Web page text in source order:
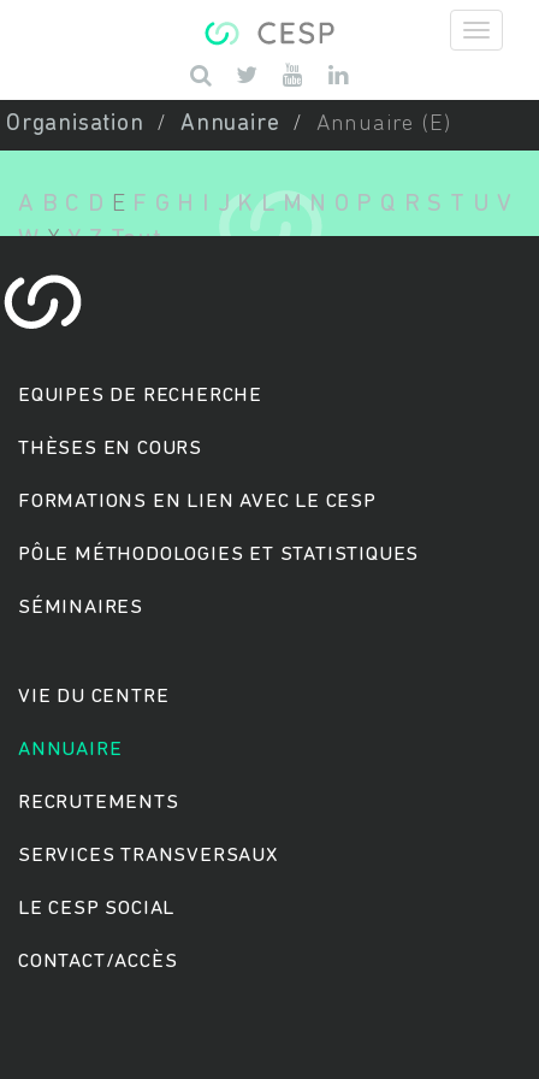
Saisissez vos mots-clés
Organisation Annuaire Annuaire (E)
A B C D E F G H J K L M N O P Q R S T U V
W X Y Z Tout
EQUIPES DE RECHERCHE
THÈSES EN COURS
FORMATIONS EN LIEN AVEC LE CESP
PÔLE MÉTHODOLOGIES ET STATISTIQUES
SÉMINAIRES
VIE DU CENTRE
ANNUAIRE
RECRUTEMENTS
SERVICES TRANSVERSAUX
LE CESP SOCIAL
CONTACT/ACCÈS